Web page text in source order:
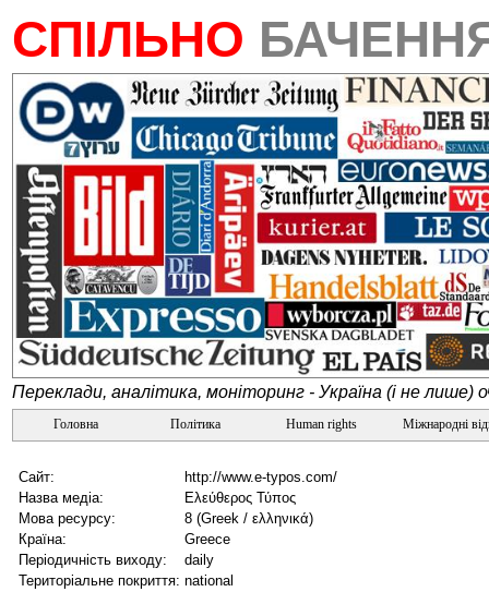
СПІЛЬНО
Переклади, аналітика, моніторинг - Україна (і не лише)
Головна Політика Human rights Міжнародні
Сайт:
http://www.e-typos.com/
Назва медіа:
Ελεύθερος Τύπος
Мова ресурсу:
8 (Greek / ελληνικά)
Країна:
Greece
Періодичність виходу:
daily
Територіальне покриття: national